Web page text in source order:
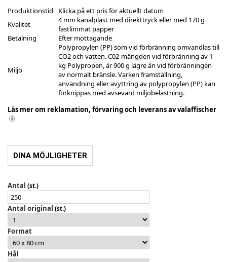
Produktionstid
Klicka på ett pris för aktuellt datum
Kvalitet
4 mm kanalplast med direkttryck eller med 170 g
fastlimmat papper
Betalning
Efter mottagande
Miljö
Polypropylen (PP) som vid förbränning omvandlas till
CO2 och vatten. C02-mängden vid förbränning av 1
kg Polypropen, är 900 g lägre än vid förbränningen
av normalt bränsle. Varken framställning,
användning eller avyttring av polypropylen (PP) kan
förknippas med avsevärd miljöbelastning.
Läs mer om reklamation, förvaring och leverans av valaffischer
DINA MÖJLIGHETER
Antal (st.)
Antal original (st.)
Format
Hål